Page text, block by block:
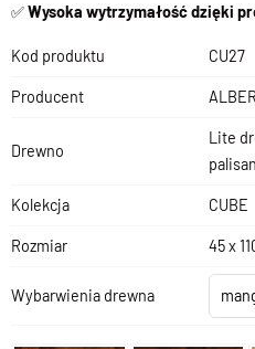
✅Wysoka wytrzymałość dzięki
Kod produktu CU27
Producent
Drewno
Lite
Kolekcja CUBE
Rozmiar 45 x
Wybarwienia drewna